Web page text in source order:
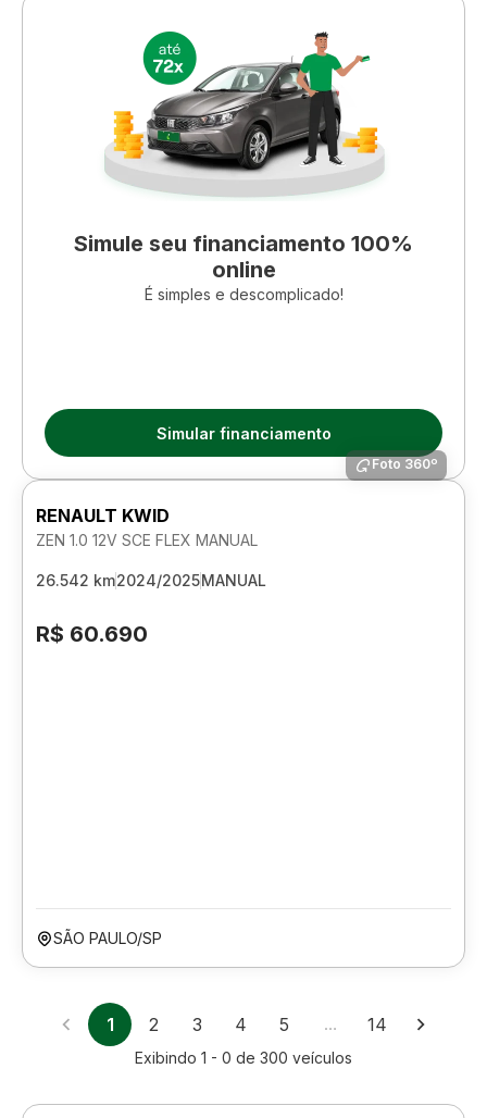
Simule seu financiamento 100%
online
É simples e descomplicado!
Simular financiamento
Foto 360º
RENAULT KWID
ZEN 1.0 12V SCE FLEX MANUAL
26.542 km2024/2025MANUAL
R$ 60.690
SÃO PAULO/SP
1 2 3 4 5 … 14
Exibindo 1 - 0 de 300 veículos